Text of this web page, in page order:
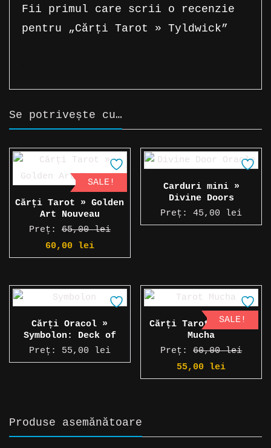
Fii primul care scrii o recenzie
pentru „Cărți Tarot » Tyldwick”
Se potrivește cu…
SALE!
Cărți Tarot » Golden
Art Nouveau
Preț:65,00lei
Prețul
fost:
60,00 lei
60,00 lei.
Carduri mini »
Divine Doors
Preț:45,00 lei
Cărți Oracol »
Symbolon: Deck of
Remembrance
Preț: 55,00 lei
SALE!
Cărți Tarot » Tarot
Mucha
Preț:60,00lei
Prețul
55,00 lei
Produse asemănătoare